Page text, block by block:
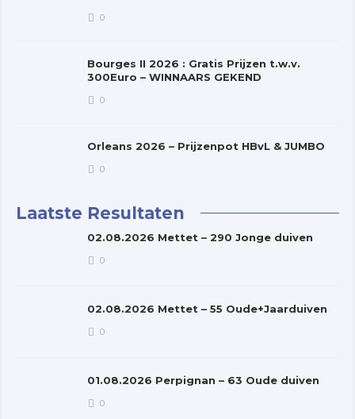
0
Bourges II 2026 : Gratis Prijzen t.w.v.
300Euro – WINNAARS GEKEND
0
Orleans 2026 – Prijzenpot HBvL & JUMBO
0
Laatste Resultaten
02.08.2026 Mettet – 290 Jonge duiven
0
02.08.2026 Mettet – 55 Oude+Jaarduiven
0
01.08.2026 Perpignan – 63 Oude duiven
0